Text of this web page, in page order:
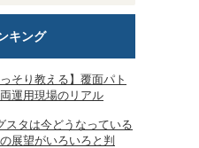
キング
そり教える】覆面パト
運用現場のリアル
スタは今どうなっている
展望がいろいろと判